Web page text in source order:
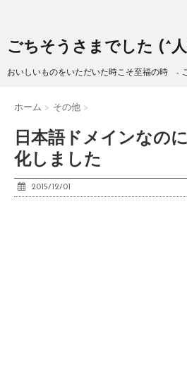
ごちそうさまでした (^
おいしいものをいただいた時こそ至福の時 -
ホーム > その他 >
日本語ドメインなの
化しました
2015/12/01